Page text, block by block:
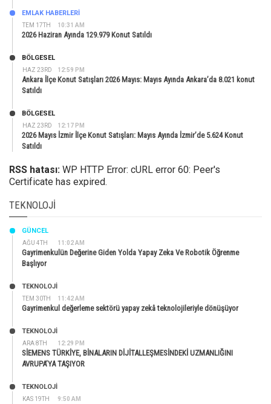
TEM 17TH 10:31 AM
EMLAK HABERLERI
2026 Haziran Ayında 129.979 Konut Satıldı
HAZ 23RD 12:59 PM
BÖLGESEL
Ankara İlçe Konut Satışları 2026 Mayıs: Mayıs Ayında Ankara’da 8.021 konut
Satıldı
HAZ 23RD 12:17 PM
BÖLGESEL
2026 Mayıs İzmir İlçe Konut Satışları: Mayıs Ayında İzmir’de 5.624 Konut
Satıldı
RSS hatası: WP HTTP Error: cURL error 60: Peer's
Certificate has expired.
TEKNOLOJI
AĞU 4TH 11:02 AM
GÜNCEL
Gayrimenkulün Değerine Giden Yolda Yapay Zeka Ve Robotik Öğrenme
Başlıyor
TEM 30TH 11:42 AM
TEKNOLOJİ
Gayrimenkul değerleme sektörü yapay zekâ teknolojileriyle dönüşüyor
ARA 8TH 12:29 PM
TEKNOLOJİ
SİEMENS TÜRKİYE, BİNALARIN DİJİTALLEŞMESİNDEKİ UZMANLIĞINI
AVRUPA’YA TAŞIYOR
KAS 19TH 9:50 AM
TEKNOLOJİ